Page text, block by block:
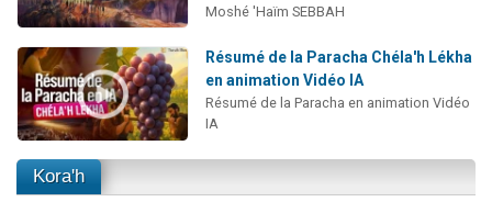
Moshé 'Haïm SEBBAH
Résumé de la Paracha Chéla'h Lékha
en animation Vidéo IA
Résumé de la Paracha en animation Vidéo
IA
Kora'h